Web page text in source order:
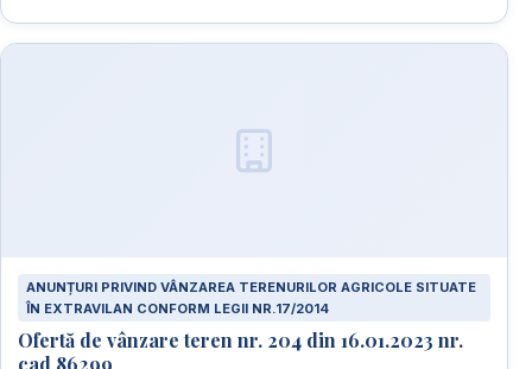
ANUNȚURI PRIVIND VÂNZAREA TERENURILOR AGRICOLE SITUATE
ÎN EXTRAVILAN CONFORM LEGII NR.17/2014
Ofertă de vânzare teren nr. 204 din 16.01.2023 nr.
cad 86299